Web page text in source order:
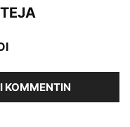
KOMMENTIN